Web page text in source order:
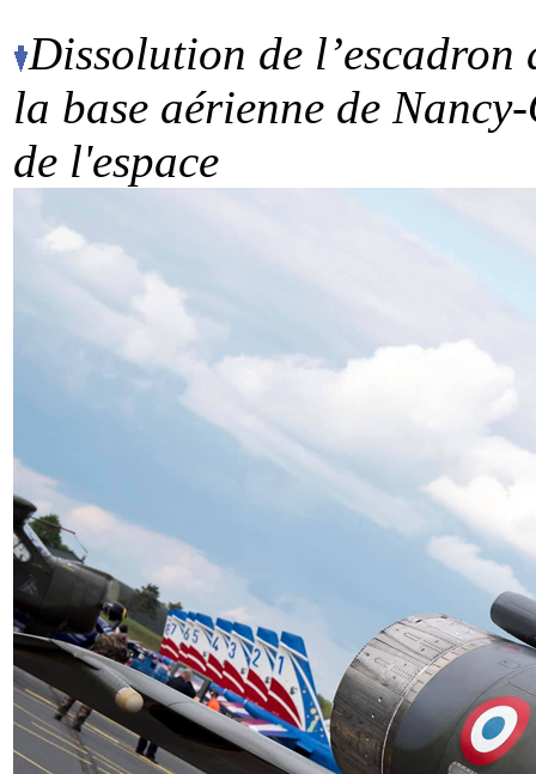
Dissolution de
la base aérienne de
de l'espace